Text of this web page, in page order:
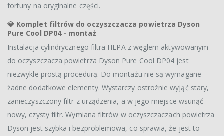
fortuny na oryginalne części.
💎 Komplet filtrów do oczyszczacza powietrza Dyson
Pure Cool DP04 - montaż
Instalacja cylindrycznego filtra HEPA z węglem aktywowanym
do oczyszczacza powietrza Dyson Pure Cool DP04 jest
niezwykle prostą procedurą. Do montażu nie są wymagane
żadne dodatkowe elementy. Wystarczy ostrożnie wyjąć stary,
zanieczyszczony filtr z urządzenia, a w jego miejsce wsunąć
nowy, czysty filtr. Wymiana filtrów w oczyszczaczach powietrza
Dyson jest szybka i bezproblemowa, co sprawia, że jest to